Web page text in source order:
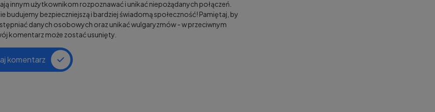
innym użytkownikom rozpoznawać i unikać niepożądanych połączeń.
budujemy bezpieczniejszą i bardziej świadomą społeczność! Pamiętaj, by
danych osobowych oraz unikać wulgaryzmów - w przeciwnym
komentarz może zostać usunięty.
komentarz